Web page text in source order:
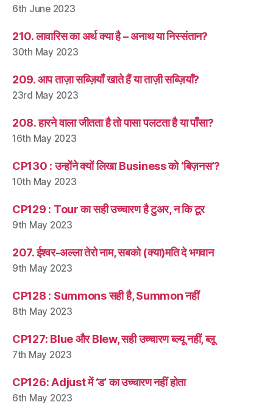
6th June 2023
210. लावारिस का अर्थ क्या है – अनाथ या निस्संतान?
30th May 2023
209. आप ताज़ा सब्ज़ियाँ खाते हैं या ताज़ी सब्ज़ियाँ?
23rd May 2023
208. हारने वाला जीतता है तो पासा पलटता है या पाँसा?
16th May 2023
CP130 : उन्होंने क्यों लिखा Business को ‘बिज़नस’?
10th May 2023
CP129 : Tour का सही उच्चारण है टुअर, न कि टूर
9th May 2023
207. ईश्वर-अल्ला तेरो नाम, सबको (क्या)मति दे भगवान
9th May 2023
CP128 : Summons सही है, Summon नहीं
8th May 2023
CP127: Blue और Blew, सही उच्चारण ब्ल्यू नहीं, ब्लू
7th May 2023
CP126: Adjust में ‘ड’ का उच्चारण नहीं होता
6th May 2023